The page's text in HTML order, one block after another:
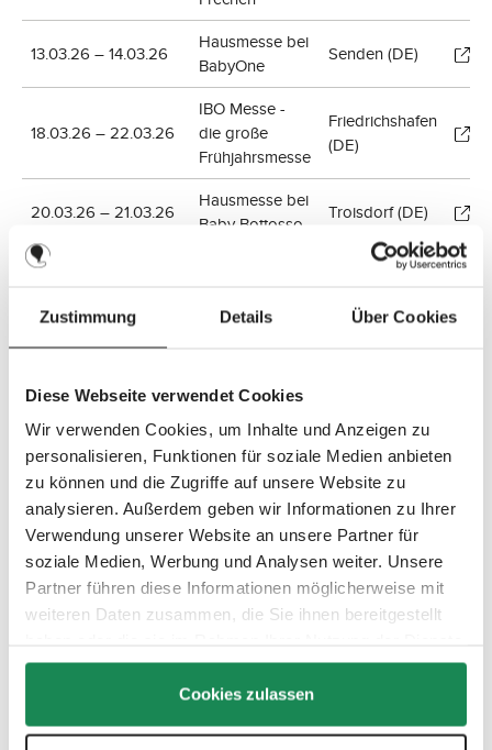
Zustimmung Details Über Cookies
Diese Webseite verwendet Cookies
Wir verwenden Cookies, um Inhalte und Anzeigen zu
personalisieren, Funktionen für soziale Medien anbieten
zu können und die Zugriffe auf unsere Website zu
analysieren. Außerdem geben wir Informationen zu Ihrer
Verwendung unserer Website an unsere Partner für
soziale Medien, Werbung und Analysen weiter. Unsere
Partner führen diese Informationen möglicherweise mit
weiteren Daten zusammen, die Sie ihnen bereitgestellt
gesammelt haben.
Cookies zulassen
13.03.26 – 14.03.26
Hausmesse bei
BabyOne
Senden (DE)
18.03.26 – 22.03.26
IBO Messe -
die große
Frühjahrsmesse
Friedrichshafen
(DE)
20.03.26 – 21.03.26
Hausmesse bei
Baby Bottosso
Troisdorf (DE)
Waiblingen
27.03.26 – 29.03.26
10.04.26 – 12.04.26
Babini - die
Babymesse
Stuttgart (DE)
10.04.26 – 12.04.26
Baby & Kids
Messe
Winterthur (CH)
17.04.26 – 18.04.26
Sicherheitstage
bei BabyOne
Rankweil (AT)
Outdoor Tage
Sicherheitstage